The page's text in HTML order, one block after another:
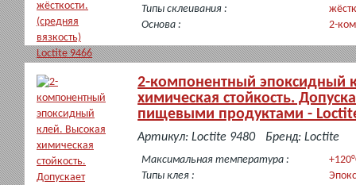
Типы склеивания :
Основа :
2-
2-компонентный эпоксидный
химическая стойкость.
пищевыми продуктами -
в
Артикул: Loctite 9480 Бренд: Loctite
Максимальная температура :
Типы клея :